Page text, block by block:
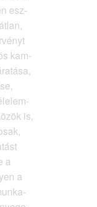
esz­
kam­
is,
a
a